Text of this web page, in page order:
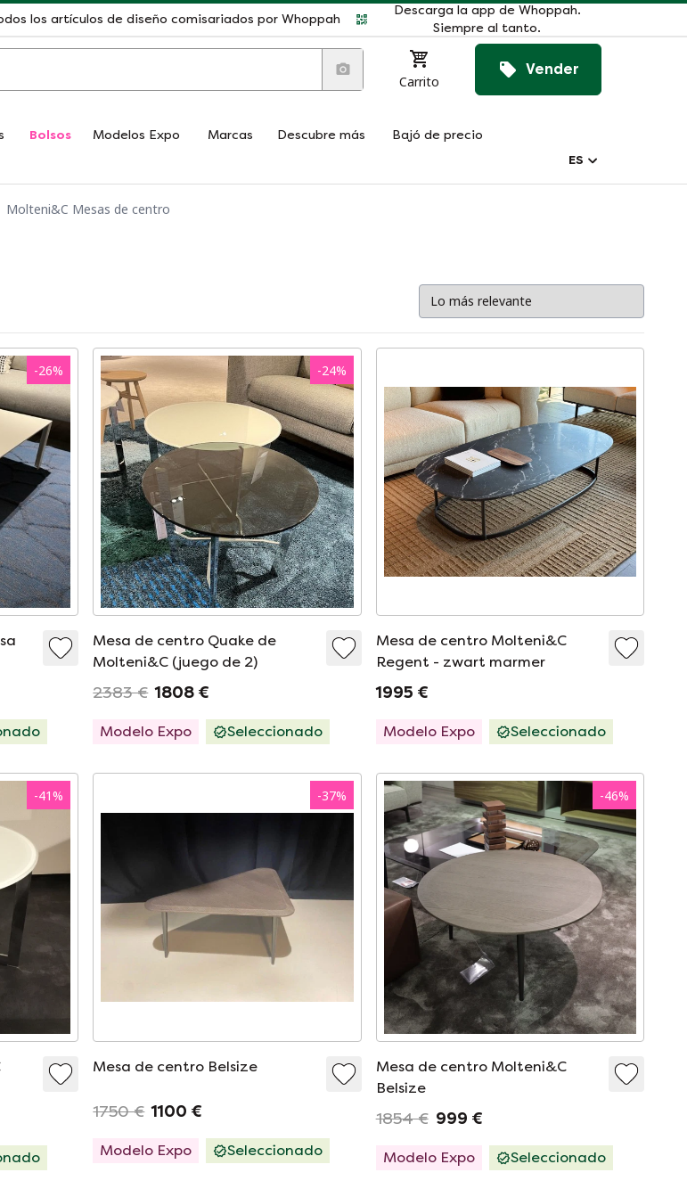
los artículos de diseño comisariados por Whoppah
Descarga la app de Whoppah.
Siempre al tanto.
Carrito
Vender
Bolsos Modelos Expo Marcas Descubre más
Bajó de precio
ES
Molteni&C Mesas de centro
-26% -24%
Mesa de centro Quake de
Molteni&C (juego de 2)
2383 € 1808 €
Modelo Expo Seleccionado
Mesa de centro Molteni&C
Regent - zwart marmer
1995 €
Modelo Expo Seleccionado
-41% -37%
Mesa de centro Belsize
1750 € 1100 €
Modelo Expo Seleccionado
-46%
Mesa de centro Molteni&C
Belsize
1854 € 999 €
Modelo Expo Seleccionado